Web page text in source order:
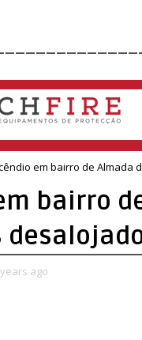
em bairro de Almada
bairro
ago